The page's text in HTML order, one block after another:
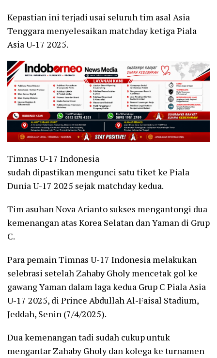
Kepastian ini terjadi usai seluruh tim asal Asia
Tenggara menyelesaikan matchday ketiga Piala
Asia U-17 2025.
Timnas U-17 Indonesia
sudah dipastikan mengunci satu tiket ke Piala
Dunia U-17 2025 sejak matchday kedua.
Tim asuhan Nova Arianto sukses mengantongi dua
kemenangan atas Korea Selatan dan Yaman di Grup
C.
Para pemain Timnas U-17 Indonesia melakukan
selebrasi setelah Zahaby Gholy mencetak gol ke
gawang Yaman dalam laga kedua Grup C Piala Asia
U-17 2025, di Prince Abdullah Al-Faisal Stadium,
Jeddah, Senin (7/4/2025).
Dua kemenangan tadi sudah cukup untuk
mengantar Zahaby Gholy dan kolega ke turnamen